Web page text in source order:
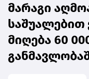
მარაგი
საშუალებით
მიღება 60